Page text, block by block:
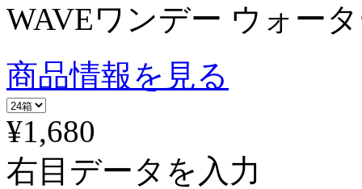
WAVEワンデー ウォー
商品情報を見る
¥1,680
右目データを入力